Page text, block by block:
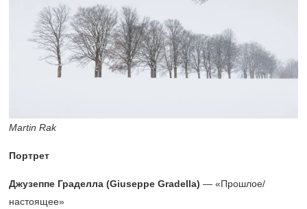
Martin Rak
Портрет
Джузеппе Граделла (Giuseppe Gradella) — «Прошлое/
настоящее»